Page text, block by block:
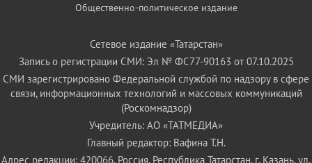
Общественно-политическое издание
Сетевое издание «Татарстан»
Запись о регистрации СМИ: Эл № ФС77-90163 от 07.10.2025
СМИ зарегистрировано Федеральной службой по надзору в сфере
связи, информационных технологий и массовых коммуникаций
(Роскомнадзор)
Учредитель: АО «ТАТМЕДИА»
Главный редактор: Вафина Т.Н.
Адрес редакции: 420066, Россия, Республика Татарстан, г. Казань, ул.